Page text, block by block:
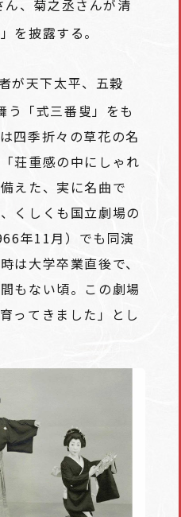
ん、菊之丞さんが清
」を披露する。
が天下太平、五穀
う「式三番叟」をも
四季折々の草花の名
荘重感の中にしゃれ
えた、実に名曲で
くしくも国立劇場の
年11月）でも同演
は大学卒業直後で、
もない頃。この劇場
ってきました」とし